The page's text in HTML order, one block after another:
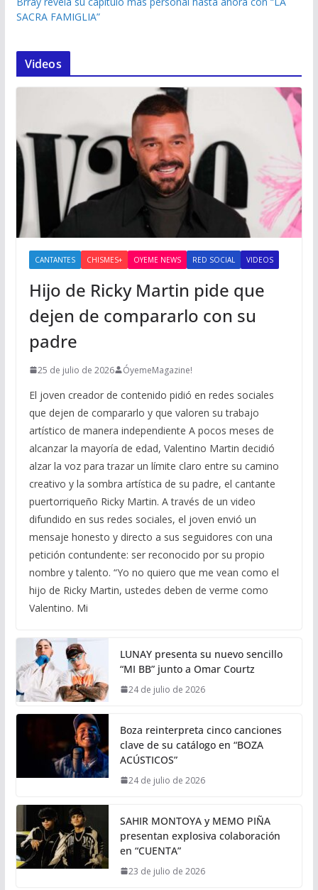
SACRA FAMIGLIA”
Videos
CANTANTES CHISMES+ OYEME NEWS RED SOCIAL VIDEOS
Hijo de Ricky Martin pide que
dejen de compararlo con su
padre
25 de julio de 2026 ÓyemeMagazine!
El joven creador de contenido pidió en redes sociales
que dejen de compararlo y que valoren su trabajo
artístico de manera independiente A pocos meses de
alcanzar la mayoría de edad, Valentino Martin decidió
alzar la voz para trazar un límite claro entre su camino
creativo y la sombra artística de su padre, el cantante
puertorriqueño Ricky Martin. A través de un video
difundido en sus redes sociales, el joven envió un
mensaje honesto y directo a sus seguidores con una
petición contundente: ser reconocido por su propio
nombre y talento. “Yo no quiero que me vean como el
hijo de Ricky Martin, ustedes deben de verme como
Valentino. Mi
LUNAY presenta su nuevo sencillo
“MI BB” junto a Omar Courtz
24 de julio de 2026
Boza reinterpreta cinco canciones
clave de su catálogo en “BOZA
ACÚSTICOS”
24 de julio de 2026
SAHIR MONTOYA y MEMO PIÑA
presentan explosiva colaboración
en “CUENTA”
23 de julio de 2026